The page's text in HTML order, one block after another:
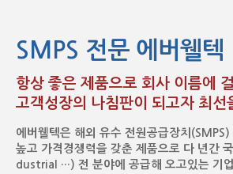
SMPS 전문 에버웰텍
항상 좋은 제품으로 회사 이름에 걸
고객성장의 나침판이 되고자 최선
에버웰텍은 해외 유수 전원공급장치
높고 가격경쟁력을 갖춘 제품으로 다 년간
dustrial …) 전 분야에 공급해 오고있는 기업